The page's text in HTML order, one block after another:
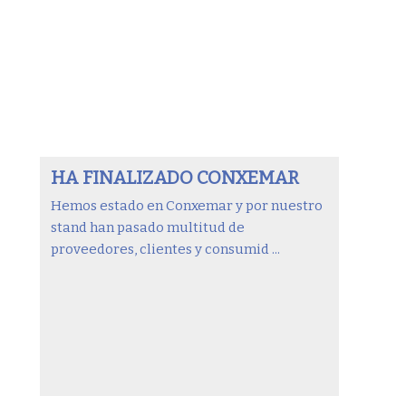
HA FINALIZADO CONXEMAR
Hemos estado en Conxemar y por nuestro
stand han pasado multitud de
proveedores, clientes y consumid ...